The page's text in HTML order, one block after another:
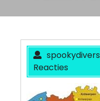
spookydivers
Reacties